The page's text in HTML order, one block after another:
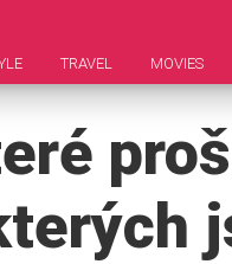
TRAVEL MOVIES